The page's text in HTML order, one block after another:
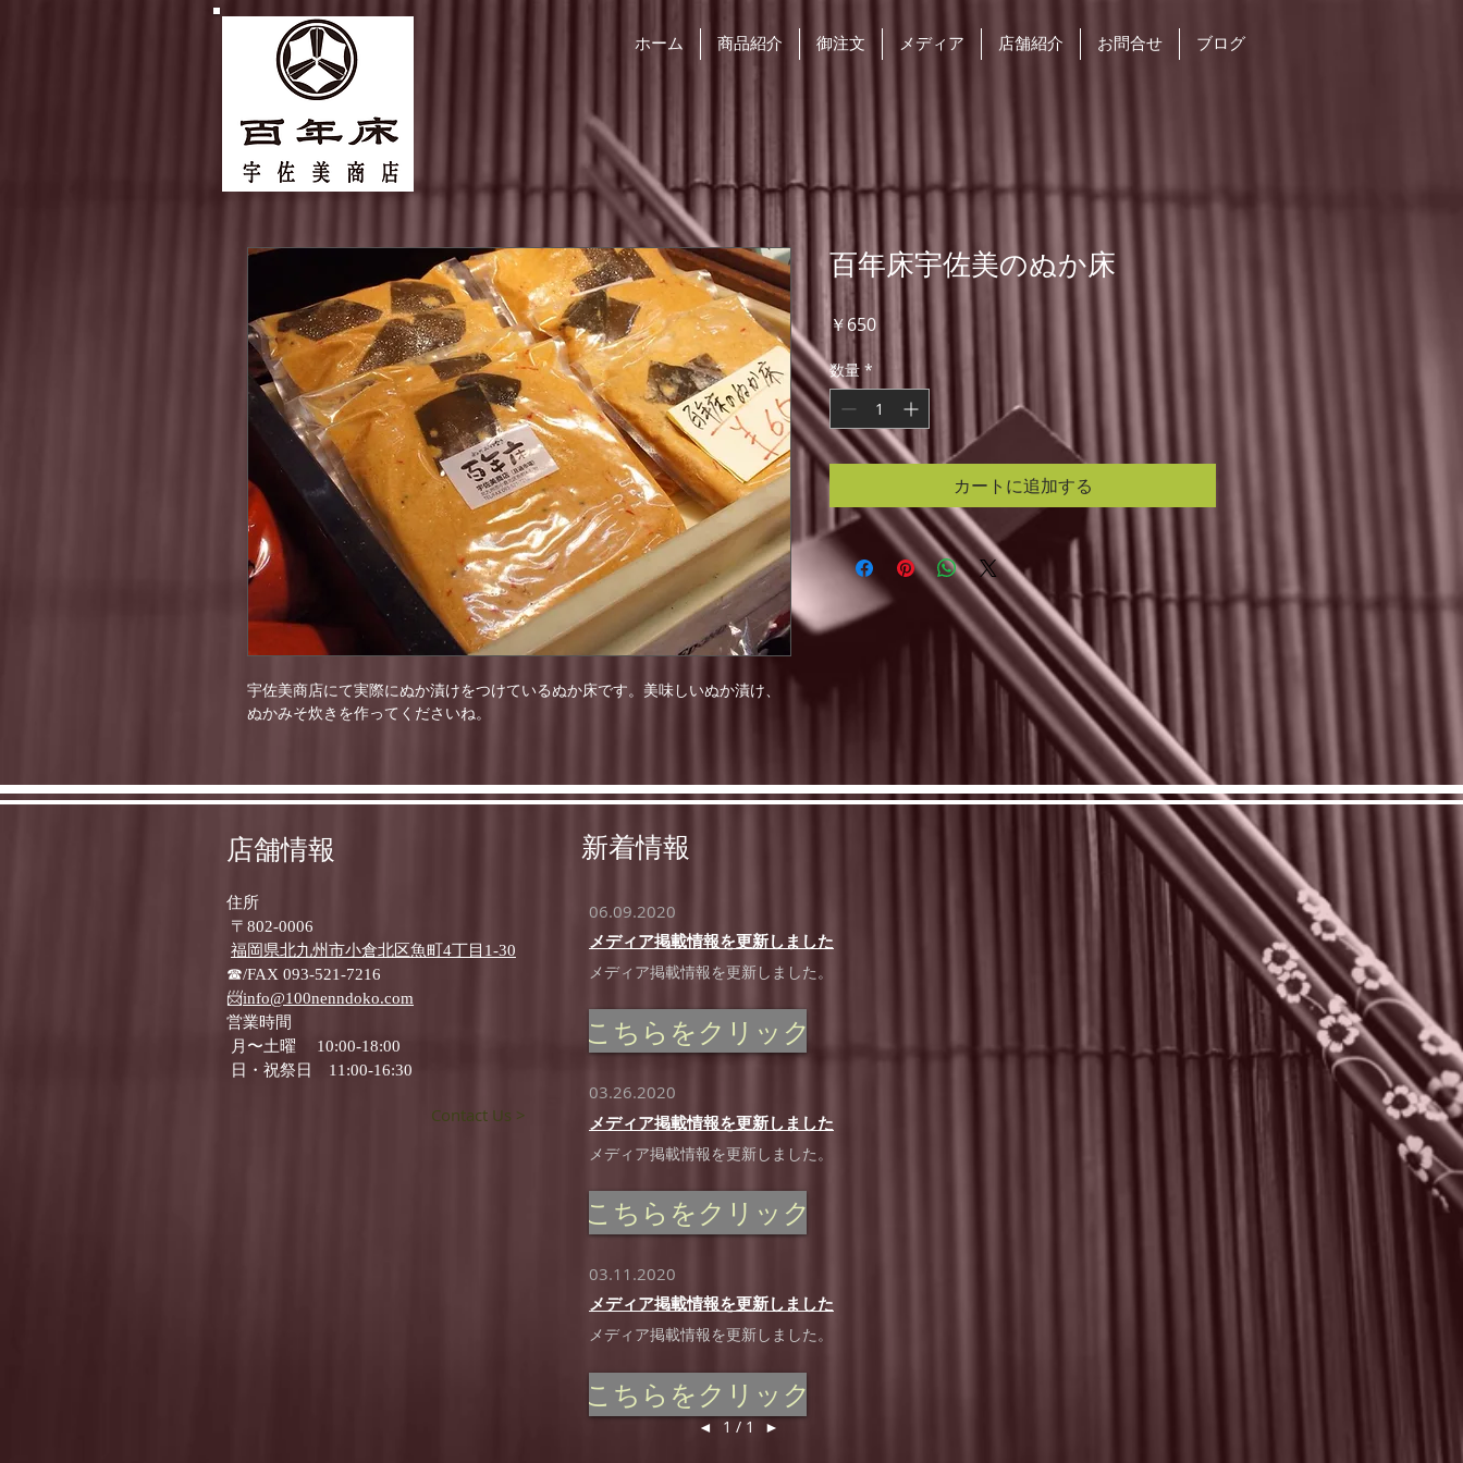
ホーム 商品紹介 御注文 メディア 店舗紹介 お問合せ ブログ
宇佐美商店にて実際にぬか漬けをつけているぬか床です。美味しいぬか漬け、
ぬかみそ炊きを作ってくださいね。
百年床宇佐美のぬか床
￥650価
数量 *
カートに追加する
店舗情報
住所
〒802-0006
福岡県北九州市小倉北区魚町4丁目1-30
☎/FAX 093-521-7216
📨info@100nenndoko.com
営業時間
月〜土曜 10:00‐18:00
日・祝祭日 11:00‐16:30
Contact Us >
新着情報
06.09.2020
メディア掲載情報を更新しました
メディア掲載情報を更新しました。
こちらをクリック
03.26.2020
メディア掲載情報を更新しました
メディア掲載情報を更新しました。
こちらをクリック
03.11.2020
メディア掲載情報を更新しました
メディア掲載情報を更新しました。
こちらをクリック
◄ 1 / 1 ►